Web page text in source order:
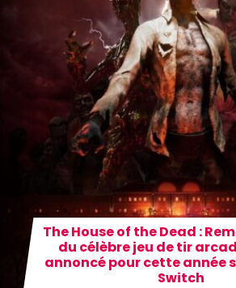
The House of the Dead :
du célèbre jeu de tir
annoncé pour cette année
Switch